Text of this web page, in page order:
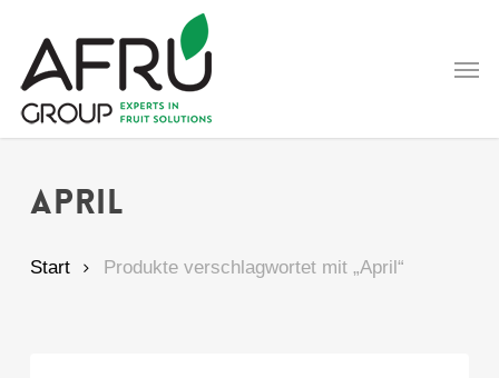
main
content
April
Start Produkte verschlagwortet mit „April“